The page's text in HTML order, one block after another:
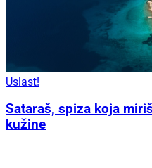
Uslast!
Sataraš, spiza koja
kužine